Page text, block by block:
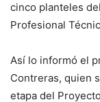
cinco planteles
Profesional
Así lo informó el
Contreras, quien
etapa del